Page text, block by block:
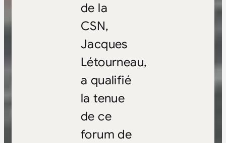
de la
CSN,
Jacques
Létourneau,
a qualifié
la tenue
de ce
forum de